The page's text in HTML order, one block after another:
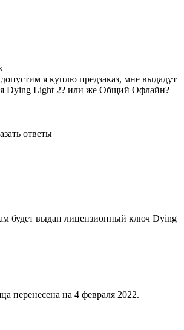
допустим я куплю предзаказ, мне выдадут
Dying Light 2? или же Общий Офлайн?
ответы
будет выдан лицензионный ключ Dying
перенесена на 4 февраля 2022.